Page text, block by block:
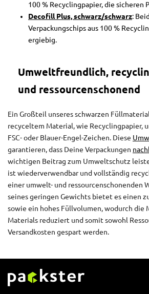
100 % Recyclingpapier, die sicheren
Decofill Plus, schwarz/schwarz:
Verpackungschips aus 100 %
ergiebig.
Umweltfreundlich,
und ressourcenschonend
Ein Großteil unseres schwarzen
recyceltem Material, wie Recyclingpapier,
FSC- oder Blauer-Engel-Zeichen. Diese
garantieren, dass Deine Verpackungen
wichtigen Beitrag zum Umweltschutz
ist wiederverwendbar und vollständig
einer umwelt- und ressourcenschonenden
seines geringen Gewichts bietet es einen
sowie ein hohes Füllvolumen, wodurch die
Materials reduziert und somit sowohl
Versandkosten gespart werden.